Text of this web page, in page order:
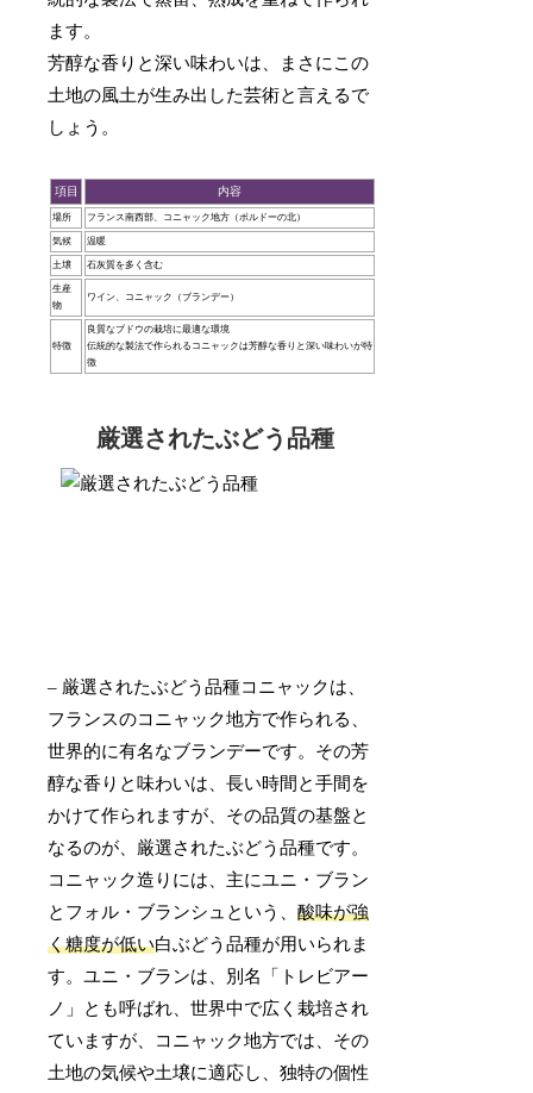
ます。
芳醇な香りと深い味わいは、まさにこの
土地の風土が生み出した芸術と言えるで
しょう。
項目 内容
場所 フランス南西部、コニャック地方（ボルドーの北）
気候 温暖
土壌 石灰質を多く含む
生産
物
ワイン、コニャック（ブランデー）
特徴
良質なブドウの栽培に最適な環境
伝統的な製法で作られるコニャックは芳醇な香りと深い味わいが特
徴
厳選されたぶどう品種
– 厳選されたぶどう品種コニャックは、
フランスのコニャック地方で作られる、
世界的に有名なブランデーです。その芳
醇な香りと味わいは、長い時間と手間を
かけて作られますが、その品質の基盤と
なるのが、厳選されたぶどう品種です。
コニャック造りには、主にユニ・ブラン
とフォル・ブランシュという、酸味が強
く糖度が低い白ぶどう品種が用いられま
す。ユニ・ブランは、別名「トレビアー
ノ」とも呼ばれ、世界中で広く栽培され
ていますが、コニャック地方では、その
土地の気候や土壌に適応し、独特の個性